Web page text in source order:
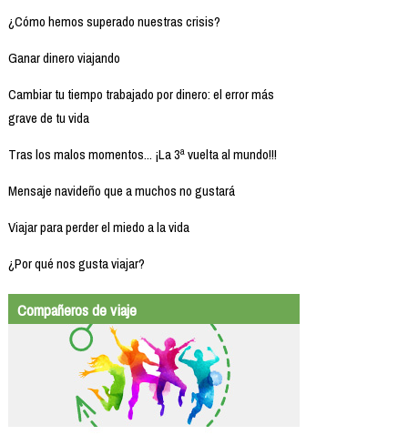
¿Cómo hemos superado nuestras crisis?
Ganar dinero viajando
Cambiar tu tiempo trabajado por dinero: el error más
grave de tu vida
Tras los malos momentos... ¡La 3ª vuelta al mundo!!!
Mensaje navideño que a muchos no gustará
Viajar para perder el miedo a la vida
¿Por qué nos gusta viajar?
Compañeros de viaje